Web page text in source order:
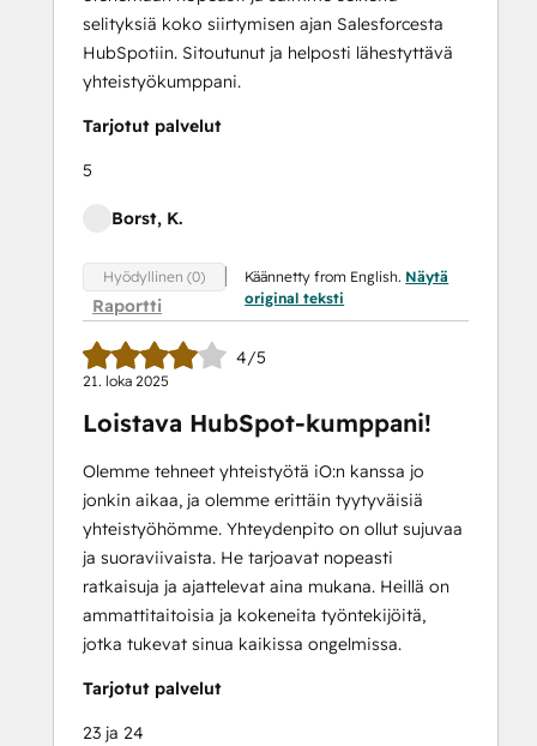
selityksiä koko siirtymisen ajan Salesforcesta
HubSpotiin. Sitoutunut ja helposti lähestyttävä
yhteistyökumppani.
Tarjotut palvelut
5
Borst, K.
Hyödyllinen (0)
Raportti
Käännetty from English. Näytä
original teksti
4/5
21. loka 2025
Loistava HubSpot-kumppani!
Olemme tehneet yhteistyötä iO:n kanssa jo
jonkin aikaa, ja olemme erittäin tyytyväisiä
yhteistyöhömme. Yhteydenpito on ollut sujuvaa
ja suoraviivaista. He tarjoavat nopeasti
ratkaisuja ja ajattelevat aina mukana. Heillä on
ammattitaitoisia ja kokeneita työntekijöitä,
jotka tukevat sinua kaikissa ongelmissa.
Tarjotut palvelut
23 ja 24